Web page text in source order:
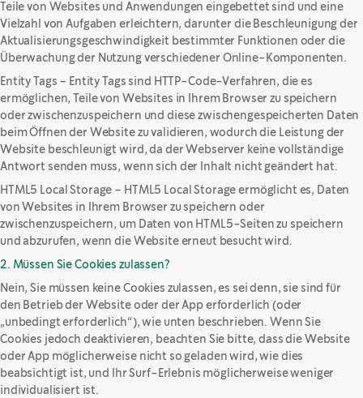
Teile von Websites und Anwendungen eingebettet sind und eine
Vielzahl von Aufgaben erleichtern, darunter die Beschleunigung der
Aktualisierungsgeschwindigkeit bestimmter Funktionen oder die
Überwachung der Nutzung verschiedener Online-Komponenten.
Entity Tags – Entity Tags sind HTTP-Code-Verfahren, die es
ermöglichen, Teile von Websites in Ihrem Browser zu speichern
oder zwischenzuspeichern und diese zwischengespeicherten Daten
beim Öffnen der Website zu validieren, wodurch die Leistung der
Website beschleunigt wird, da der Webserver keine vollständige
Antwort senden muss, wenn sich der Inhalt nicht geändert hat.
HTML5 Local Storage – HTML5 Local Storage ermöglicht es, Daten
von Websites in Ihrem Browser zu speichern oder
zwischenzuspeichern, um Daten von HTML5-Seiten zu speichern
und abzurufen, wenn die Website erneut besucht wird.
2. Müssen Sie Cookies zulassen?
Nein, Sie müssen keine Cookies zulassen, es sei denn, sie sind für
den Betrieb der Website oder der App erforderlich (oder
„unbedingt erforderlich“), wie unten beschrieben. Wenn Sie
Cookies jedoch deaktivieren, beachten Sie bitte, dass die Website
oder App möglicherweise nicht so geladen wird, wie dies
beabsichtigt ist, und Ihr Surf-Erlebnis möglicherweise weniger
individualisiert ist.